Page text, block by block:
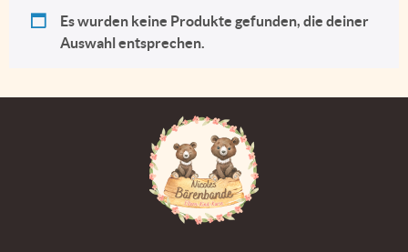
Es wurden keine Produkte gefunden, die deiner
Auswahl entsprechen.